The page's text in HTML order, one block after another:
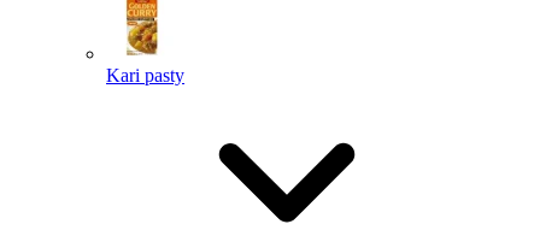
Kari pasty